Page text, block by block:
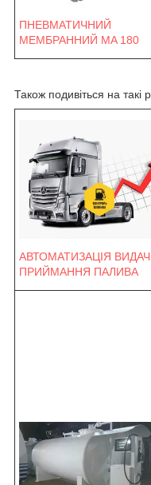
ПНЕВМАТИЧНИЙ
МЕМБРАННИЙ MA 180
Також подивіться на такі
АВТОМАТИЗАЦІЯ
ПРИЙМАННЯ ПАЛИВА